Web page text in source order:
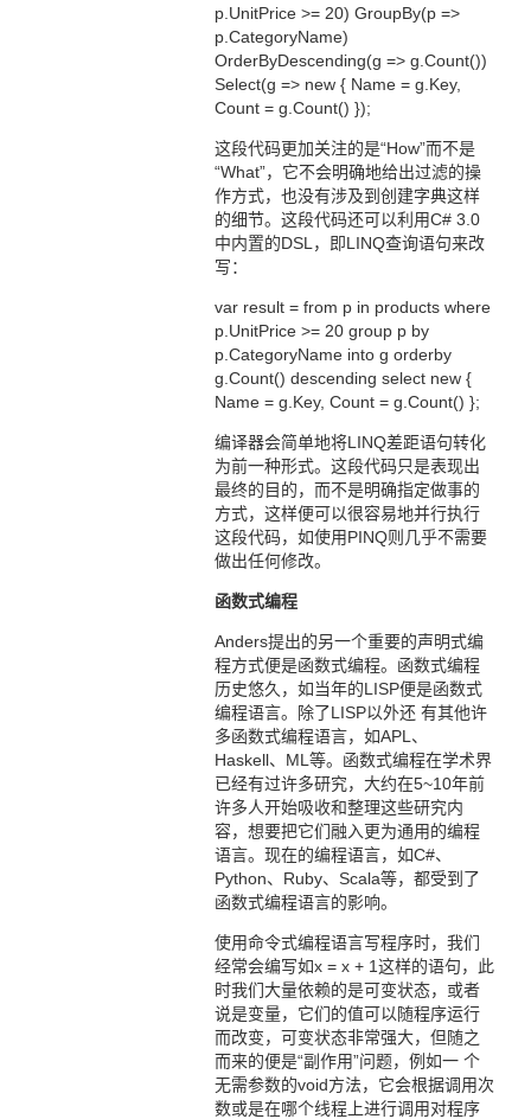
p.UnitPrice >= 20) GroupBy(p =>
p.CategoryName)
OrderByDescending(g => g.Count())
Select(g => new { Name = g.Key,
Count = g.Count() });
这段代码更加关注的是“How”而不是
“What”，它不会明确地给出过滤的操
作方式，也没有涉及到创建字典这样
的细节。这段代码还可以利用C# 3.0
中内置的DSL，即LINQ查询语句来改
写：
var result = from p in products where
p.UnitPrice >= 20 group p by
p.CategoryName into g orderby
g.Count() descending select new {
Name = g.Key, Count = g.Count() };
编译器会简单地将LINQ差距语句转化
为前一种形式。这段代码只是表现出
最终的目的，而不是明确指定做事的
方式，这样便可以很容易地并行执行
这段代码，如使用PINQ则几乎不需要
做出任何修改。
函数式编程
Anders提出的另一个重要的声明式编
程方式便是函数式编程。函数式编程
历史悠久，如当年的LISP便是函数式
编程语言。除了LISP以外还 有其他许
多函数式编程语言，如APL、
Haskell、ML等。函数式编程在学术界
已经有过许多研究，大约在5~10年前
许多人开始吸收和整理这些研究内
容，想要把它们融入更为通用的编程
语言。现在的编程语言，如C#、
Python、Ruby、Scala等，都受到了
函数式编程语言的影响。
使用命令式编程语言写程序时，我们
经常会编写如x = x + 1这样的语句，此
时我们大量依赖的是可变状态，或者
说是变量，它们的值可以随程序运行
而改变，可变状态非常强大，但随之
而来的便是“副作用”问题，例如一 个
无需参数的void方法，它会根据调用次
数或是在哪个线程上进行调用对程序